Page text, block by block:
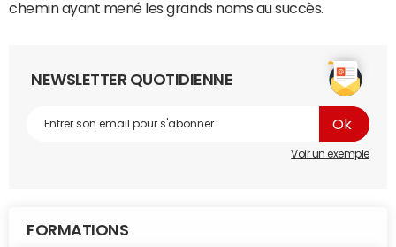
chemin ayant mené les grands noms au succès.
NEWSLETTER QUOTIDIENNE
Voir un exemple
FORMATIONS